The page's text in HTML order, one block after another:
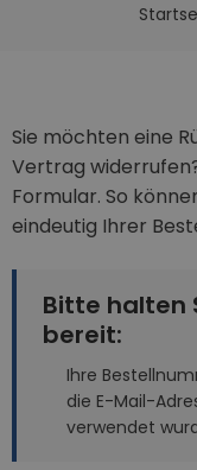
Sie möchten eine
Vertrag
Formular. So
eindeutig Ihrer
Bitte halten
bereit:
Ihre
die E-Mail-
verwendet